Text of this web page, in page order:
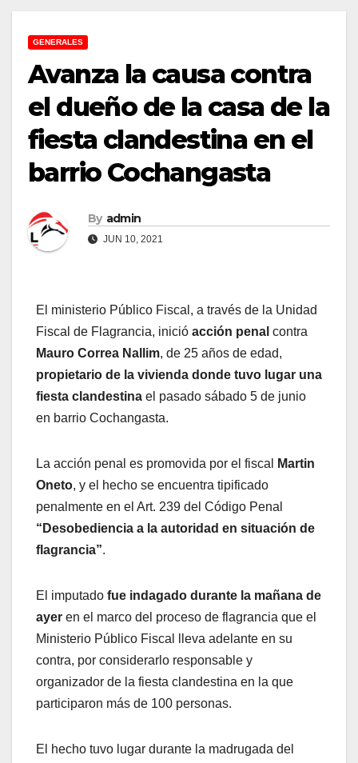
GENERALES
Avanza la causa contra
el dueño de la casa de la
fiesta clandestina en el
barrio Cochangasta
By admin
JUN 10, 2021
El ministerio Público Fiscal, a través de la Unidad
Fiscal de Flagrancia, inició acción penal contra
Mauro Correa Nallim, de 25 años de edad,
propietario de la vivienda donde tuvo lugar una
fiesta clandestina el pasado sábado 5 de junio
en barrio Cochangasta.
La acción penal es promovida por el fiscal
Martin
Oneto, y el hecho se encuentra tipificado
penalmente en el Art. 239 del Código Penal
“Desobediencia a la autoridad en situación de
flagrancia”.
El imputado fue indagado durante la mañana de
ayer en el marco del proceso de flagrancia que el
Ministerio Público Fiscal lleva adelante en su
contra, por considerarlo responsable y
organizador de la fiesta clandestina en la que
participaron más de 100 personas.
El hecho tuvo lugar durante la madrugada del